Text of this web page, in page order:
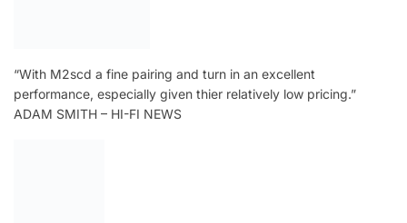
“With M2scd a fine pairing and turn in an excellent
performance, especially given thier relatively low pricing.”
ADAM SMITH – HI-FI NEWS